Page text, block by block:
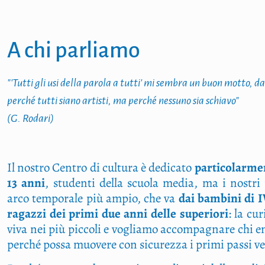
A chi parliamo
"'Tutti gli usi della parola a tutti' mi sembra un buon motto,
perché tutti siano artisti, ma perché nessuno sia schiavo"
(G. Rodari)
Il nostro Centro di cultura è dedicato
13 anni, studenti della scuola media, ma i
arco temporale più ampio, che va dai bambini di
ragazzi dei primi due anni delle superiori: la
viva nei più piccoli e vogliamo accompagnare chi
perché possa muovere con sicurezza i primi passi